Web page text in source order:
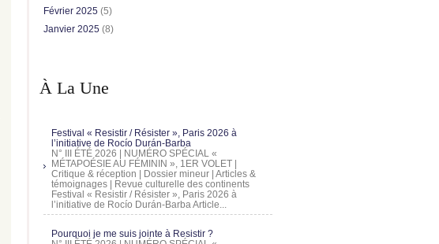
Février 2025 (5)
Janvier 2025 (8)
À La Une
Festival « Resistir / Résister », Paris 2026 à
l’initiative de Rocío Durán-Barba
N° III ÉTÉ 2026 | NUMÉRO SPÉCIAL «
MÉTAPOÉSIE AU FÉMININ », 1ER VOLET |
Critique & réception | Dossier mineur | Articles &
témoignages | Revue culturelle des continents
Festival « Resistir / Résister », Paris 2026 à
l’initiative de Rocío Durán-Barba Article...
Pourquoi je me suis jointe à Resistir ?